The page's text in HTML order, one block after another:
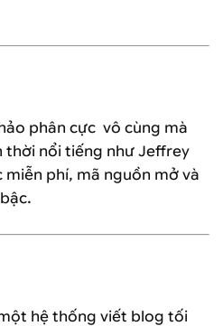
phân cực vô cùng mà
thời nổi tiếng như Jeffrey
miễn phí, mã nguồn mở và
hệ thống viết blog tối